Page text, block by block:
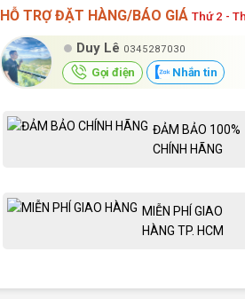
HỖ TRỢ ĐẶT HÀNG/BÁO GIÁ Thứ 2 -
Duy Lê 0345287030
Gọi điện Nhắn tin
ĐẢM BẢO 100%
CHÍNH HÃNG
MIỄN PHÍ GIAO
HÀNG TP. HCM